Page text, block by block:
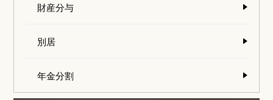
財産分与
別居
年金分割